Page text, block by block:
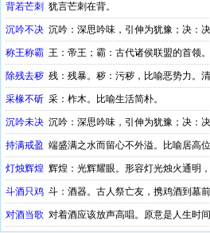
背若芒刺 犹言芒刺在背。
沉吟不决 沉吟：深思吟味，引伸为犹豫；决：
称王称霸 王：帝王；霸：古代诸侯联盟的首领
除残去秽 残：残暴。秽：污秽，比喻恶势力。
采椽不斫 采：柞木。比喻生活简朴。
沉吟未决 沉吟：深思吟味，引伸为犹豫；决：
持满戒盈 端盛满之水而留心不外溢。比喻居高
灯烛辉煌 辉煌：光辉耀眼。形容灯光烛火通明
斗酒只鸡 斗：酒器。古人祭亡友，携鸡酒到墓
对酒当歌 对着酒应该放声高唱。原意是人生时